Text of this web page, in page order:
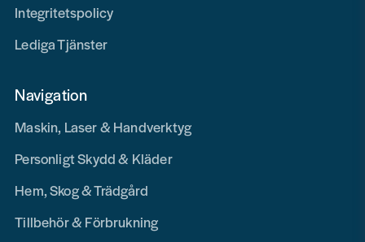
Integritetspolicy
Lediga Tjänster
Navigation
Maskin, Laser & Handverktyg
Personligt Skydd & Kläder
Hem, Skog & Trädgård
Tillbehör & Förbrukning